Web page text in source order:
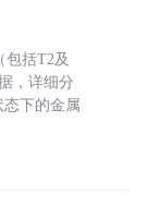
括T2及
，详细分
下的金属